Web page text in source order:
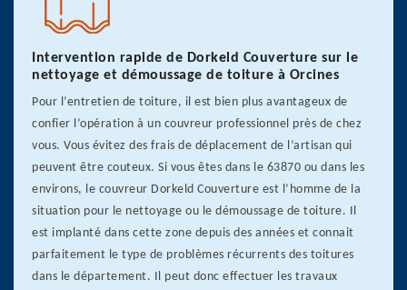
Intervention rapide de Dorkeld Couverture sur le
nettoyage et démoussage de toiture à Orcines
Pour l’entretien de toiture, il est bien plus avantageux de
confier l’opération à un couvreur professionnel près de chez
vous. Vous évitez des frais de déplacement de l’artisan qui
peuvent être couteux. Si vous êtes dans le 63870 ou dans les
environs, le couvreur Dorkeld Couverture est l’homme de la
situation pour le nettoyage ou le démoussage de toiture. Il
est implanté dans cette zone depuis des années et connait
parfaitement le type de problèmes récurrents des toitures
dans le département. Il peut donc effectuer les travaux